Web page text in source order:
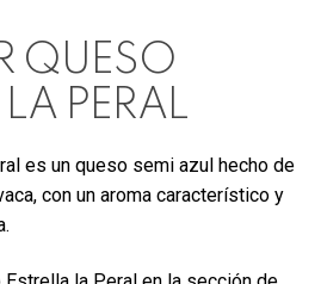
QUESO
PERAL
es un queso semi azul hecho de
con un aroma característico y